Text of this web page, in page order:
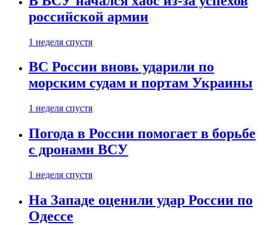
российской армии
1 неделя спустя
ВС России вновь ударили по
морским судам и портам Украины
1 неделя спустя
Погода в России помогает в борьбе
с дронами ВСУ
1 неделя спустя
На Западе оценили удар России по
Одессе